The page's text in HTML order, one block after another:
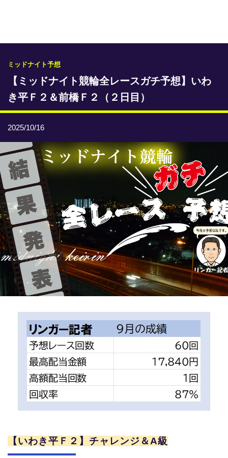
レース情報
本日のおすすめレース
年間開催予定表
トリマクリオリジナル予想
トリマクリコラム
お知らせ
番記者とくダネ！
選手ランキング
競輪場ガイド
記者紹介
運営会社概要
ご意見をお聞かせください
お問い合わせ
支払い方法、ポイント利用規約
車券は20歳になってから・のめり込む不安のある方のご相
よくある質問
ミッドナイト予想
【ミッドナイト競輪全レースガチ予想】いわ
き平Ｆ２＆前橋Ｆ２（２日目）
2025/10/16
【いわき平Ｆ２】チャレンジ＆A級